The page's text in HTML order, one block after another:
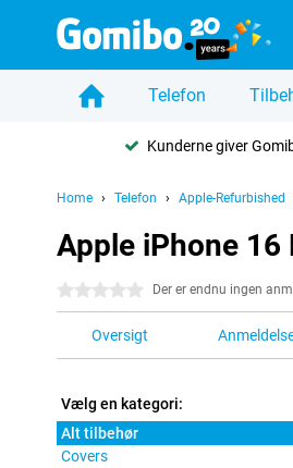
Telefon
Kunderne giver
Home Telefon Apple-Refurbished
Apple iPhone
0 stjerner Der er endnu ingen
Oversigt
Vælg en kategori:
Alt tilbehør
Covers